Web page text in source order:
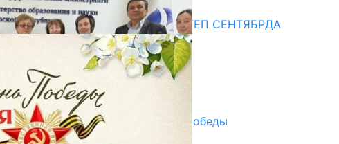
Медиа
СУЗАКТА 750 ОРУНДУУ МЕКТЕП СЕНТЯБРДА
ПАЙДАЛАНУУГА БЕРИЛЕТ
07.08.2025
Улуу Жеңиштин жандуу сөзү
29.04.2025
Награды в преддверии Дня Победы
29.04.2025